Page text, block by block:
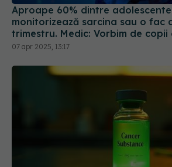
Aproape 60% dintre
monitorizează sarcina sau o fac
trimestru. Medic: Vorbim de
lume copii
07 apr 2025, 13:17